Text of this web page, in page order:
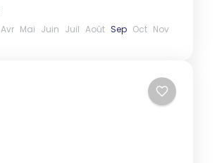
Avr Mai Juin Juil Août Sep Oct Nov